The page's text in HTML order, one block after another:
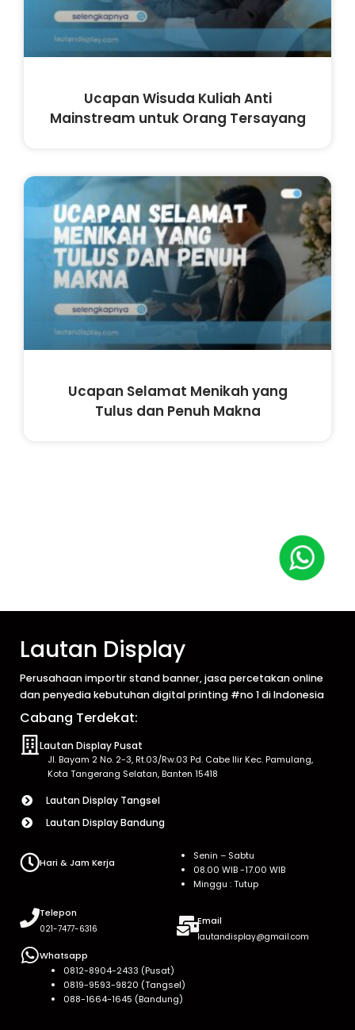
Ucapan Wisuda Kuliah Anti
Mainstream untuk Orang Tersayang
Ucapan Selamat Menikah yang
Tulus dan Penuh Makna
Lautan Display
Perusahaan importir stand banner, jasa percetakan online
dan penyedia kebutuhan digital printing #no 1 di Indonesia
Cabang Terdekat:
Lautan Display Pusat
Jl. Bayam 2 No. 2-3, Rt.03/Rw.03 Pd. Cabe Ilir Kec. Pamulang,
Kota Tangerang Selatan, Banten 15418
Lautan Display Tangsel
Lautan Display Bandung
Hari & Jam Kerja
Senin – Sabtu
08.00 WIB -17.00 WIB
Minggu : Tutup
Telepon
021-7477-6316
Email
lautandisplay@gmail.com
Whatsapp
0812-8904-2433 (Pusat)
0819-9593-9820 (Tangsel)
088-1664-1645 (Bandung)